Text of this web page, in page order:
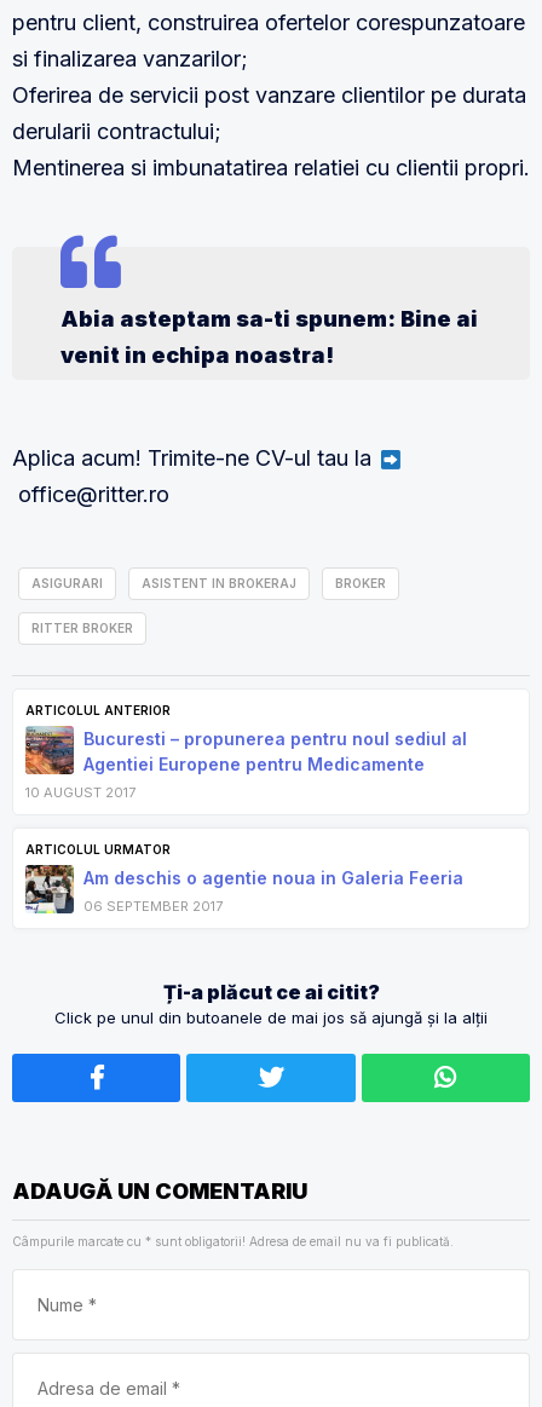
pentru client, construirea ofertelor corespunzatoare
si finalizarea vanzarilor;
Oferirea de servicii post vanzare clientilor pe durata
derularii contractului;
Mentinerea si imbunatatirea relatiei cu clientii propri.
Abia asteptam sa-ti spunem: Bine ai
venit in echipa noastra!
Aplica acum! Trimite-ne CV-ul tau la
office@ritter.ro
ASIGURARI ASISTENT IN BROKERAJ BROKER
RITTER BROKER
ARTICOLUL ANTERIOR
Bucuresti – propunerea pentru noul sediul al
Agentiei Europene pentru Medicamente
10 AUGUST 2017
ARTICOLUL URMATOR
Am deschis o agentie noua in Galeria Feeria
06 SEPTEMBER 2017
Ți-a plăcut ce ai citit?
Click pe unul din butoanele de mai jos să ajungă și la alții
ADAUGĂ UN COMENTARIU
Câmpurile marcate cu * sunt obligatorii! Adresa de email nu va fi publicată.